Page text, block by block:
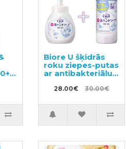
Biore U šķidrās
roku ziepes-putas
ar antibakteriālu
efektu, ar vieglu
citrusu aromātu
450ml
28.00€ 30.00€